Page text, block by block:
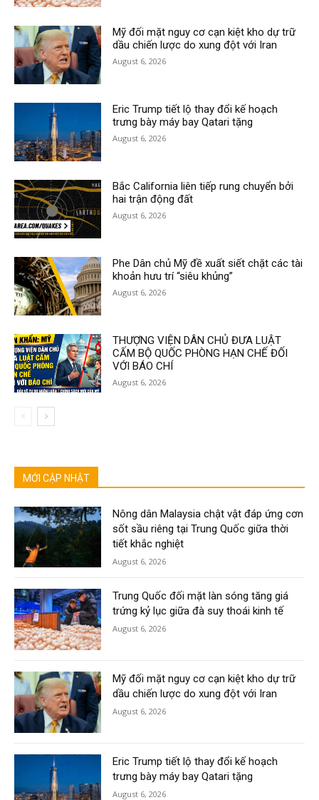
Mỹ đối mặt nguy cơ cạn kiệt kho dự trữ
dầu chiến lược do xung đột với Iran
August 6, 2026
Eric Trump tiết lộ thay đổi kế hoạch
trưng bày máy bay Qatari tặng
August 6, 2026
Bắc California liên tiếp rung chuyển bởi
hai trận động đất
August 6, 2026
Phe Dân chủ Mỹ đề xuất siết chặt các tài
khoản hưu trí “siêu khủng”
August 6, 2026
THƯỢNG VIỆN DÂN CHỦ ĐƯA LUẬT
CẤM BỘ QUỐC PHÒNG HẠN CHẾ ĐỐI
VỚI BÁO CHÍ
August 6, 2026
MỚI CẬP NHẬT
Nông dân Malaysia chật vật đáp ứng cơn
sốt sầu riêng tại Trung Quốc giữa thời
tiết khắc nghiệt
August 6, 2026
Trung Quốc đối mặt làn sóng tăng giá
trứng kỷ lục giữa đà suy thoái kinh tế
August 6, 2026
Mỹ đối mặt nguy cơ cạn kiệt kho dự trữ
dầu chiến lược do xung đột với Iran
August 6, 2026
Eric Trump tiết lộ thay đổi kế hoạch
trưng bày máy bay Qatari tặng
August 6, 2026